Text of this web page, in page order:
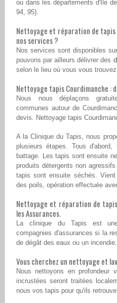
ou dans les départements d'Ile
94, 95).
Nettoyage et réparation de tapis
nos services ?
Nos services sont disponibles
pouvons par ailleurs délivrer des
selon le lieu où vous vous
Nettoyage tapis Courdimanche :
Nous nous déplaçons
communes autour de
devis. Nettoyage tapis
A la Clinique du Tapis, nous
plusieurs étapes. Tous
battage. Les tapis sont ensuite
produits détergents non
tapis sont ensuite séchés.
des poils, opération effectuée
Nettoyage et réparation de
les Assurances.
La clinique du Tapis est
compagnies d'assurances si la
de dégât des eaux ou un incendie.
Vous cherchez un nettoyage et
Nous nettoyons en
incrustées seront traitées
nous vos tapis pour qu'ils